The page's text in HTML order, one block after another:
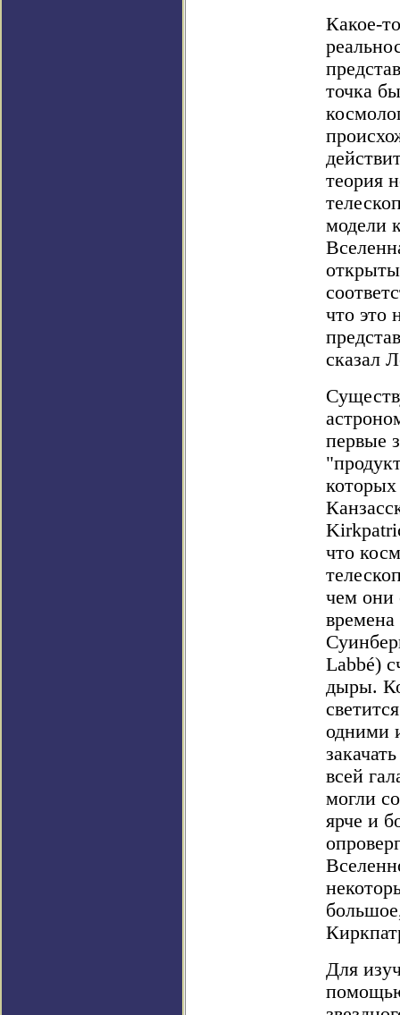
Какое-
точка
теория
модели
что это
сказал
первые
что
чем они
Labbé)
дыры.
одними
всей
могли
ярче и
Для